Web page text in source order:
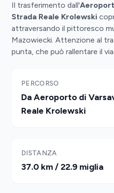
Il trasferimento dall'
Strada Reale Krolewski
attraversando il pittoresco
Mazowiecki. Attenzione al
punta, che può rallentare il
PERCORSO
Da Aeroporto di
Reale Krolewski
DISTANZA
37.0 km / 22.9 miglia